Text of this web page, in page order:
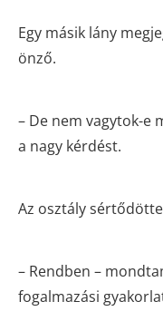
Egy másik lány
önző.
– De nem vagytok-e
a nagy kérdést.
Az osztály
– Rendben –
fogalmazási